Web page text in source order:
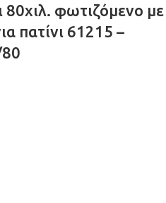
φωτιζόμενο με
πατίνι 61215 –